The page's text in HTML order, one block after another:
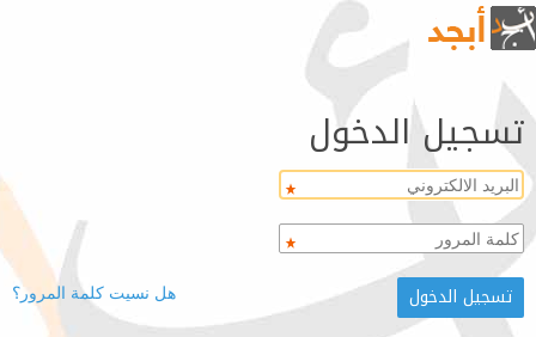
تسجيل الدخول
هل نسيت كلمة المرور؟